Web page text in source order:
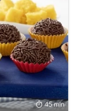
45 min